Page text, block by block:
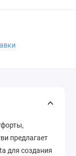
предлагает
для создания